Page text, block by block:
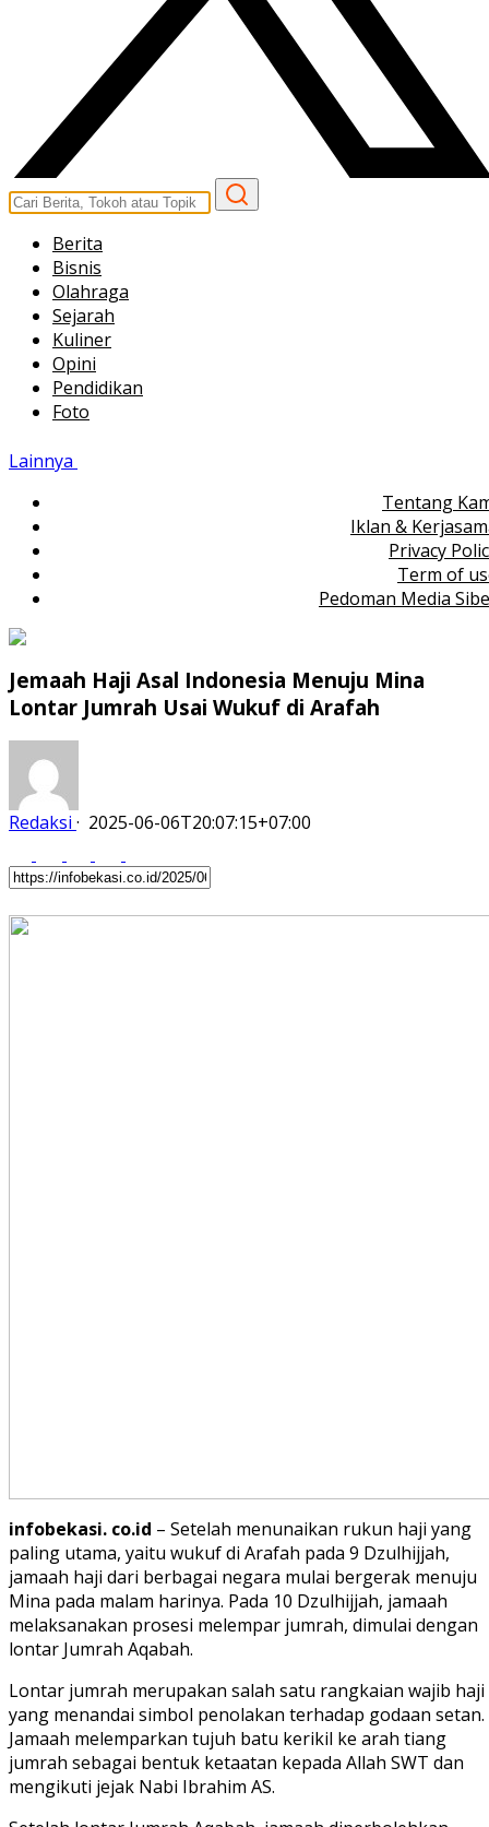
Berita
Bisnis
Olahraga
Sejarah
Kuliner
Opini
Pendidikan
Foto
Lainnya
Tentang
Iklan &
Privacy
Term of
Pedoman Media
Jemaah Haji Asal Indonesia Menuju Mina
Lontar Jumrah Usai Wukuf di Arafah
Redaksi · 2025-06-06T20:07:15+07:00
infobekasi. co.id – Setelah menunaikan rukun haji yang
paling utama, yaitu wukuf di Arafah pada 9 Dzulhijjah,
jamaah haji dari berbagai negara mulai bergerak menuju
Mina pada malam harinya. Pada 10 Dzulhijjah, jamaah
melaksanakan prosesi melempar jumrah, dimulai dengan
lontar Jumrah Aqabah.
Lontar jumrah merupakan salah satu rangkaian wajib haji
yang menandai simbol penolakan terhadap godaan setan.
Jamaah melemparkan tujuh batu kerikil ke arah tiang
jumrah sebagai bentuk ketaatan kepada Allah SWT dan
mengikuti jejak Nabi Ibrahim AS.